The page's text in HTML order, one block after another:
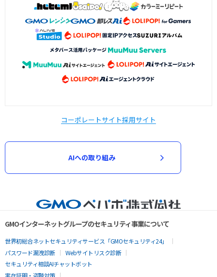
コーポレートサイト採用サイト
AIへの取り組み
GMOインターネットグループのセキュリティ事業について
世界初総合ネットセキュリティサービス「GMOセキュリティ24」
パスワード漏洩診断
Webサイトリスク診断
セキュリティ相談AIチャットボット